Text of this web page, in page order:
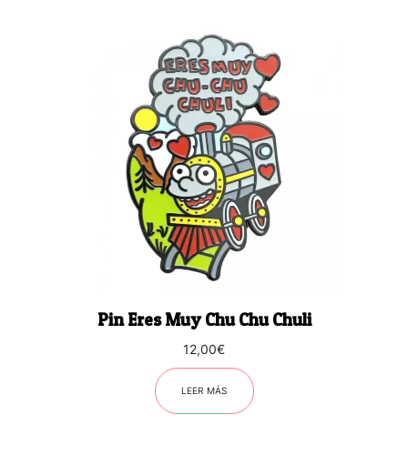
Pin Eres Muy Chu Chu Chuli
12,00€
LEER MÁS